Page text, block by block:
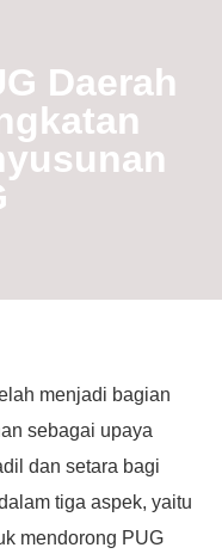
Daerah
menjadi bagian
sebagai upaya
dan setara bagi
tiga aspek, yaitu
mendorong PUG